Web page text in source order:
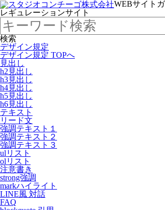
WEBサイト
レギュレーションサイト
検索
デザイン規定
デザイン規定 TOPへ
見出し
h2見出し
h3見出し
h4見出し
h5見出し
h6見出し
テキスト
リード文
強調テキスト１
強調テキスト２
強調テキスト３
ulリスト
olリスト
注意書き
strong強調
markハイライト
LINE風 対話
FAQ